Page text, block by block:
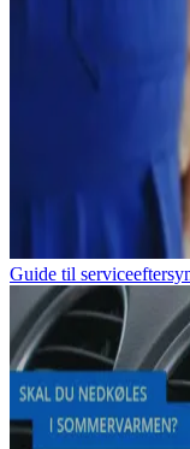
Guide til